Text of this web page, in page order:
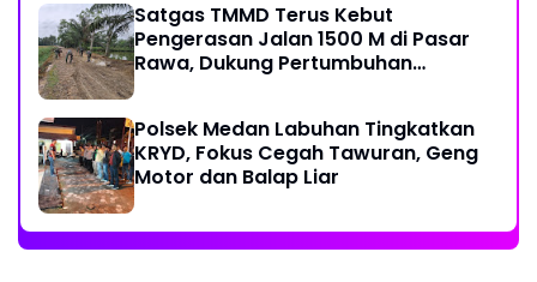
Satgas TMMD Terus Kebut
Pengerasan Jalan 1500 M di Pasar
Rawa, Dukung Pertumbuhan
Polsek Medan Labuhan Tingkatkan
KRYD, Fokus Cegah Tawuran, Geng
Motor dan Balap Liar